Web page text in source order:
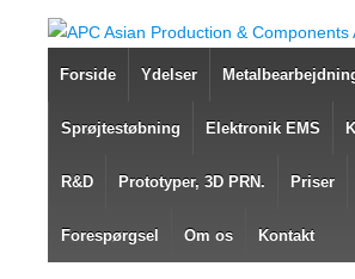
Forside Ydelser
Sprøjtestøbning Elektronik EMS
R&D Prototyper, 3D PRN. Priser
Forespørgsel Om os Kontakt